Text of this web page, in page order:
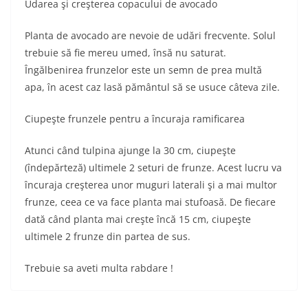
Udarea şi creşterea copacului de avocado
Planta de avocado are nevoie de udări frecvente. Solul
trebuie să fie mereu umed, însă nu saturat.
Îngălbenirea frunzelor este un semn de prea multă
apa, în acest caz lasă pământul să se usuce câteva zile.
Ciupeşte frunzele pentru a încuraja ramificarea
Atunci când tulpina ajunge la 30 cm, ciupeşte
(îndepărteză) ultimele 2 seturi de frunze. Acest lucru va
încuraja creşterea unor muguri laterali şi a mai multor
frunze, ceea ce va face planta mai stufoasă. De fiecare
dată când planta mai creşte încă 15 cm, ciupeşte
ultimele 2 frunze din partea de sus.
Trebuie sa aveti multa rabdare !